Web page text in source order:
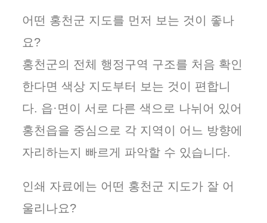
어떤 홍천군 지도를 먼저 보는 것이 좋나
요?
홍천군의 전체 행정구역 구조를 처음 확인
한다면 색상 지도부터 보는 것이 편합니
다. 읍·면이 서로 다른 색으로 나뉘어 있어
홍천읍을 중심으로 각 지역이 어느 방향에
자리하는지 빠르게 파악할 수 있습니다.
인쇄 자료에는 어떤 홍천군 지도가 잘 어
울리나요?